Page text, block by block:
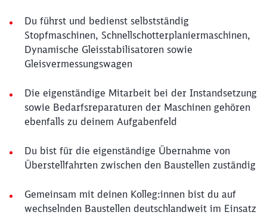
Du führst und bedienst selbstständig
Stopfmaschinen, Schnellschotterplaniermaschinen,
Dynamische Gleisstabilisatoren sowie
Gleisvermessungswagen
Die eigenständige Mitarbeit bei der Instandsetzung
sowie Bedarfsreparaturen der Maschinen gehören
ebenfalls zu deinem Aufgabenfeld
Du bist für die eigenständige Übernahme von
Überstellfahrten zwischen den Baustellen zuständig
Gemeinsam mit deinen Kolleg:innen bist du auf
wechselnden Baustellen deutschlandweit im Einsatz